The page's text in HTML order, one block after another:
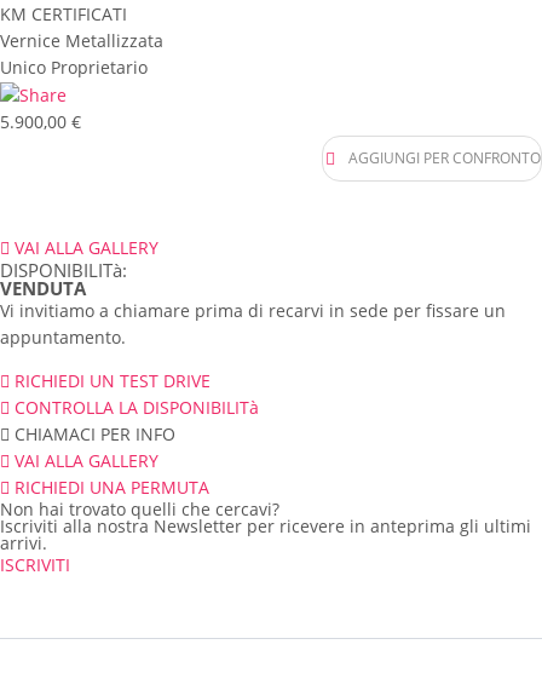
KM CERTIFICATI
Vernice Metallizzata
Unico Proprietario
5.900,00 €
AGGIUNGI PER CONFRONTO
VAI ALLA GALLERY
DISPONIBILITà:
VENDUTA
Vi invitiamo a chiamare prima di recarvi in sede per fissare un
appuntamento.
RICHIEDI UN TEST DRIVE
CONTROLLA LA DISPONIBILITà
CHIAMACI PER INFO
VAI ALLA GALLERY
RICHIEDI UNA PERMUTA
Non hai trovato quelli che cercavi?
Iscriviti alla nostra Newsletter per ricevere in anteprima gli ultimi
arrivi.
ISCRIVITI